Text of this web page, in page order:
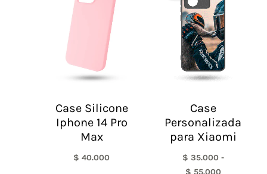
Case Silicone
Iphone 14 Pro
Max
$ 40.000
Case
Personalizada
para Xiaomi
$ 35.000 -
$ 55.000
desde
$ 35.000
hasta
$ 55.000